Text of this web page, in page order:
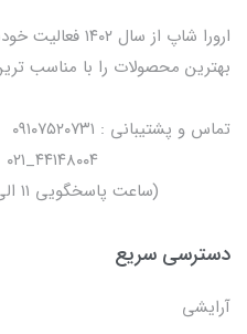
ارورا شاپ از
بهترین محصولات را با مناسب
تماس و پشتیبانی : ۰۹۱۰۷۵۲۰۷۳۱
(ساعت پاسخگویی ۱۱ الی ۲۲)
دسترسی سریع
آرایشی